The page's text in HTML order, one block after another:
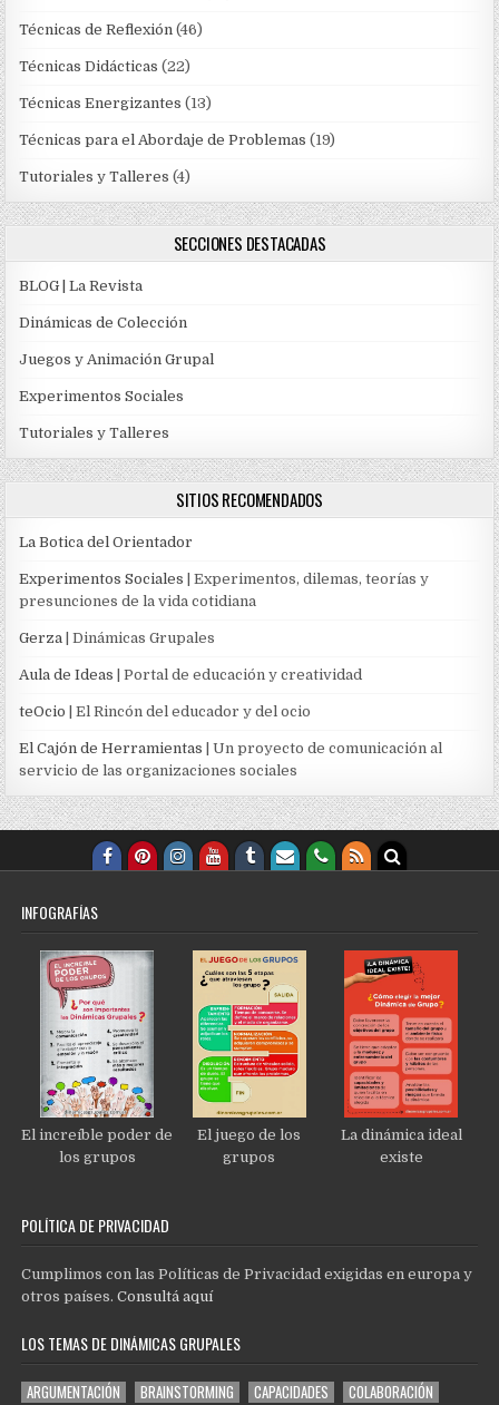
Técnicas de Reflexión (46)
Técnicas Didácticas (22)
Técnicas Energizantes (13)
Técnicas para el Abordaje de Problemas (19)
Tutoriales y Talleres (4)
SECCIONES DESTACADAS
BLOG | La Revista
Dinámicas de Colección
Juegos y Animación Grupal
Experimentos Sociales
Tutoriales y Talleres
SITIOS RECOMENDADOS
La Botica del Orientador
Experimentos Sociales | Experimentos, dilemas, teorías y
presunciones de la vida cotidiana
Gerza | Dinámicas Grupales
Aula de Ideas | Portal de educación y creatividad
teOcio | El Rincón del educador y del ocio
El Cajón de Herramientas | Un proyecto de comunicación al
servicio de las organizaciones sociales
INFOGRAFÍAS
El increíble poder de
los grupos
El juego de los
grupos
La dinámica ideal
existe
POLÍTICA DE PRIVACIDAD
Cumplimos con las Políticas de Privacidad exigidas en europa y
otros países.Consultá aquí
LOS TEMAS DE DINÁMICAS GRUPALES
ARGUMENTACIÓN BRAINSTORMING CAPACIDADES
COLABORACIÓN